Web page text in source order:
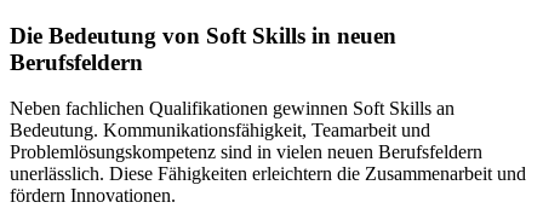
Die Bedeutung von Soft Skills in neuen
Berufsfeldern
Neben fachlichen Qualifikationen gewinnen Soft Skills an
Bedeutung. Kommunikationsfähigkeit, Teamarbeit und
Problemlösungskompetenz sind in vielen neuen Berufsfeldern
unerlässlich. Diese Fähigkeiten erleichtern die Zusammenarbeit und
fördern Innovationen.